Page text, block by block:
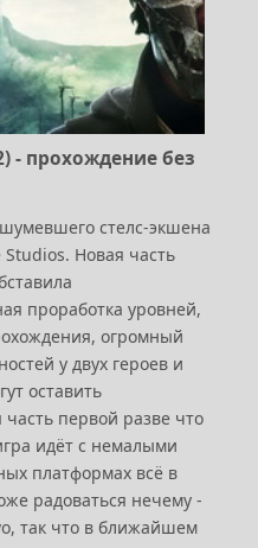
- прохождение без
стелс-экшена
Новая часть
проработка уровней,
огромный
у двух героев и
оставить
первой разве что
идёт с немалыми
платформах всё в
радоваться нечему -
так что в ближайшем